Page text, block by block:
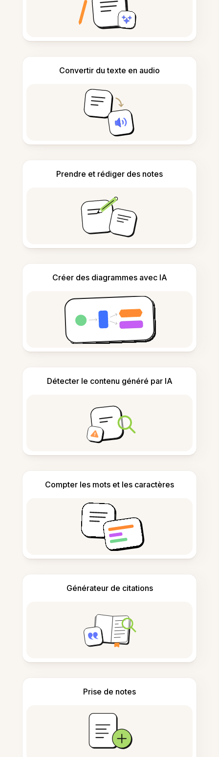
Convertir du texte en audio
Prendre et rédiger des notes
Créer des diagrammes avec IA
Détecter le contenu généré par IA
Compter les mots et les caractères
Générateur de citations
Prise de notes